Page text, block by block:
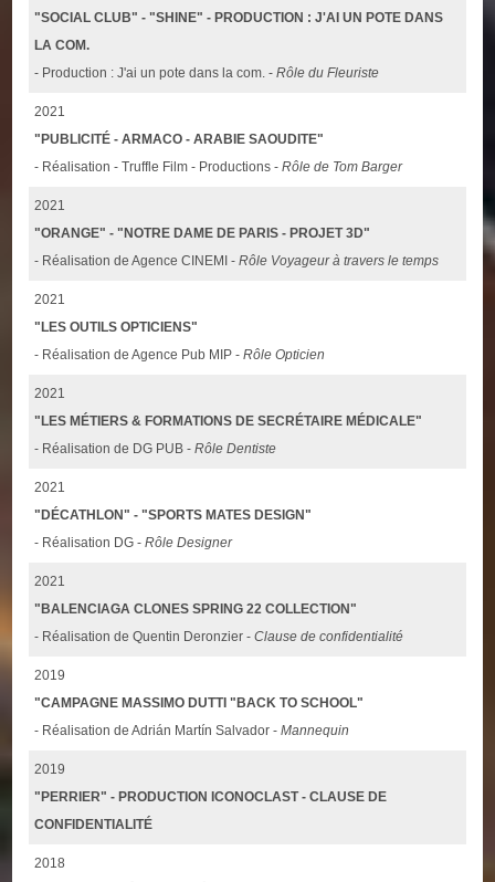
"SOCIAL CLUB" - "SHINE" - PRODUCTION : J'AI UN POTE DANS
LA COM.
- Production : J'ai un pote dans la com. -Rôle du Fleuriste
2021
"PUBLICITÉ - ARMACO - ARABIE SAOUDITE"
- Réalisation - Truffle Film - Productions -Rôle de Tom Barger
2021
"ORANGE" - "NOTRE DAME DE PARIS - PROJET 3D"
- Réalisation de Agence CINEMI -Rôle Voyageur à travers le temps
2021
"LES OUTILS OPTICIENS"
- Réalisation de Agence Pub MIP -Rôle Opticien
2021
"LES MÉTIERS & FORMATIONS DE SECRÉTAIRE MÉDICALE"
- Réalisation de DG PUB -Rôle Dentiste
2021
"DÉCATHLON" - "SPORTS MATES DESIGN"
- Réalisation DG -Rôle Designer
2021
"BALENCIAGA CLONES SPRING 22 COLLECTION"
- Réalisation de Quentin Deronzier -Clause de confidentialité
2019
"CAMPAGNE MASSIMO DUTTI "BACK TO SCHOOL"
- Réalisation de Adrián Martín Salvador -Mannequin
2019
"PERRIER" - PRODUCTION ICONOCLAST - CLAUSE DE
CONFIDENTIALITÉ
2018